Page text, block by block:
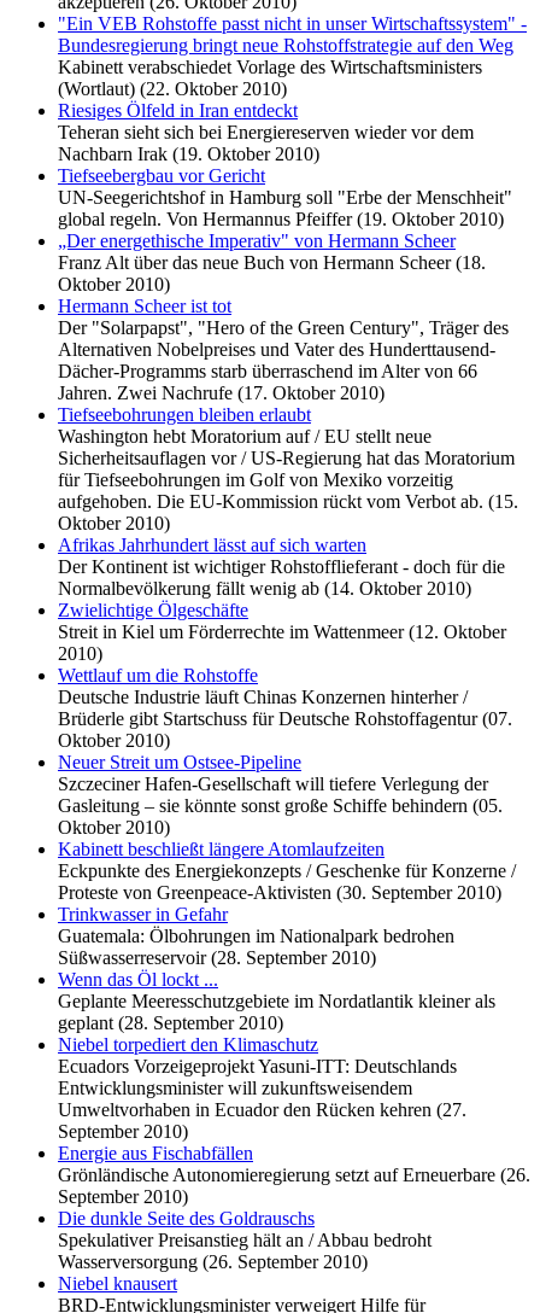
"Ein VEB Rohstoffe passt nicht in unser Wirtschaftssystem" -
Bundesregierung bringt neue Rohstoffstrategie auf den Weg
Kabinett verabschiedet Vorlage des Wirtschaftsministers
(Wortlaut) (22. Oktober 2010)
Riesiges Ölfeld in Iran entdeckt
Teheran sieht sich bei Energiereserven wieder vor dem
Nachbarn Irak (19. Oktober 2010)
Tiefseebergbau vor Gericht
UN-Seegerichtshof in Hamburg soll "Erbe der Menschheit"
global regeln. Von Hermannus Pfeiffer (19. Oktober 2010)
„Der energethische Imperativ" von Hermann Scheer
Franz Alt über das neue Buch von Hermann Scheer (18.
Oktober 2010)
Hermann Scheer ist tot
Der "Solarpapst", "Hero of the Green Century", Träger des
Alternativen Nobelpreises und Vater des Hunderttausend-
Dächer-Programms starb überraschend im Alter von 66
Jahren. Zwei Nachrufe (17. Oktober 2010)
Tiefseebohrungen bleiben erlaubt
Washington hebt Moratorium auf / EU stellt neue
Sicherheitsauflagen vor / US-Regierung hat das Moratorium
für Tiefseebohrungen im Golf von Mexiko vorzeitig
aufgehoben. Die EU-Kommission rückt vom Verbot ab. (15.
Oktober 2010)
Afrikas Jahrhundert lässt auf sich warten
Der Kontinent ist wichtiger Rohstofflieferant - doch für die
Normalbevölkerung fällt wenig ab (14. Oktober 2010)
Zwielichtige Ölgeschäfte
Streit in Kiel um Förderrechte im Wattenmeer (12. Oktober
2010)
Wettlauf um die Rohstoffe
Deutsche Industrie läuft Chinas Konzernen hinterher /
Brüderle gibt Startschuss für Deutsche Rohstoffagentur (07.
Oktober 2010)
Neuer Streit um Ostsee-Pipeline
Szczeciner Hafen-Gesellschaft will tiefere Verlegung der
Gasleitung – sie könnte sonst große Schiffe behindern (05.
Oktober 2010)
Kabinett beschließt längere Atomlaufzeiten
Eckpunkte des Energiekonzepts / Geschenke für Konzerne /
Proteste von Greenpeace-Aktivisten (30. September 2010)
Trinkwasser in Gefahr
Guatemala: Ölbohrungen im Nationalpark bedrohen
Süßwasserreservoir (28. September 2010)
Wenn das Öl lockt ...
Geplante Meeresschutzgebiete im Nordatlantik kleiner als
geplant (28. September 2010)
Niebel torpediert den Klimaschutz
Ecuadors Vorzeigeprojekt Yasuni-ITT: Deutschlands
Entwicklungsminister will zukunftsweisendem
Umweltvorhaben in Ecuador den Rücken kehren (27.
September 2010)
Energie aus Fischabfällen
Grönländische Autonomieregierung setzt auf Erneuerbare (26.
September 2010)
Die dunkle Seite des Goldrauschs
Spekulativer Preisanstieg hält an / Abbau bedroht
Wasserversorgung (26. September 2010)
Niebel knausert
BRD-Entwicklungsminister verweigert Hilfe für